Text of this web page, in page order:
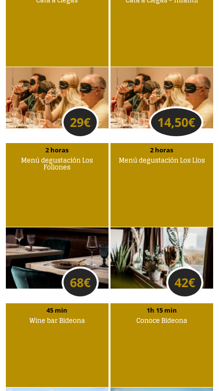
29€ 14,50€
2 horas
Menú degustación Los
Follones
68€
2 horas
Menú degustación Los Líos
42€
45 min
Wine bar Bideona
1h 15 min
Conoce Bideona